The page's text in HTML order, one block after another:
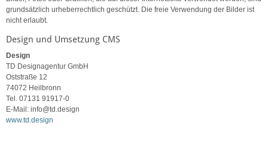
grundsätzlich urheberrechtlich geschützt. Die freie Verwendung der Bilder ist
nicht erlaubt.
Design und Umsetzung CMS
Design
TD Designagentur GmbH
Oststraße 12
74072 Heilbronn
Tel. 07131 91917-0
E-Mail: info@td.design
www.td.design